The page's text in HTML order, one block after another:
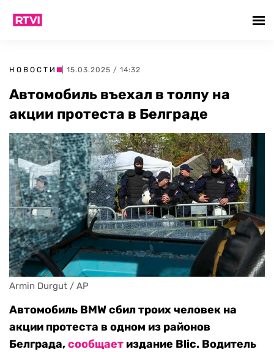
НОВОСТИ | 15.03.2025 / 14:32
Автомобиль въехал в толпу на
акции протеста в Белграде
Armin Durgut / AP
Автомобиль BMW сбил троих человек на
акции протеста в одном из районов
Белграда,сообщает издание Blic. Водитель